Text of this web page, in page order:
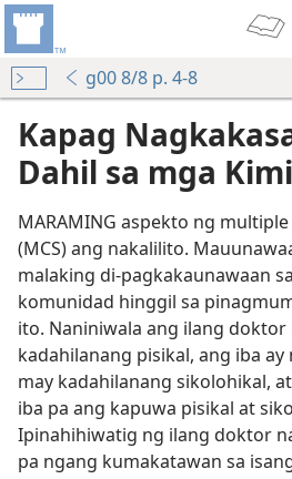
g00 8/8 p. 4-8
Kapag
Dahil sa mga
MARAMING aspekto ng
(MCS) ang nakalilito.
malaking di-pagkakaunawaan
komunidad hinggil sa
ito. Naniniwala ang ilang doktor
kadahilanang pisikal, ang iba ay
may kadahilanang sikolohikal,
iba pa ang kapuwa pisikal at
Ipinahihiwatig ng ilang doktor
pa ngang kumakatawan sa